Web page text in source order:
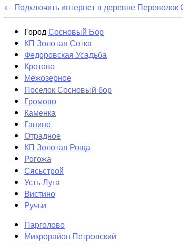
← Подключить интернет в деревне Переволок
ГородСосновый Бор
КП Золотая Сотка
Федоровская Усадьба
Кротово
Межозерное
Поселок Сосновый бор
Громово
Каменка
Ганино
Отрадное
КП Золотая Роща
Рогожа
Сясьстрой
Усть-Луга
Вистино
Ручьи
Парголово
Микрорайон Петровский